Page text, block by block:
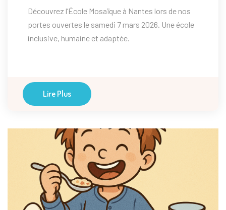
Découvrez l’École Mosaïque à Nantes lors de nos
portes ouvertes le samedi 7 mars 2026. Une école
inclusive, humaine et adaptée.
Lire Plus